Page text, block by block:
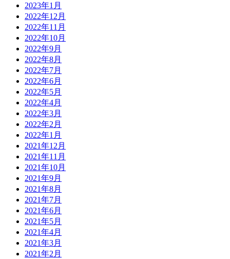
2023年1月
2022年12月
2022年11月
2022年10月
2022年9月
2022年8月
2022年7月
2022年6月
2022年5月
2022年4月
2022年3月
2022年2月
2022年1月
2021年12月
2021年11月
2021年10月
2021年9月
2021年8月
2021年7月
2021年6月
2021年5月
2021年4月
2021年3月
2021年2月